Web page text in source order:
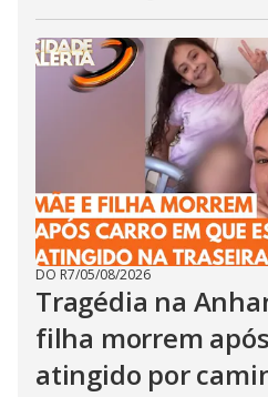
DO R7/05/08/2026
Tragédia na
filha morrem
atingido por